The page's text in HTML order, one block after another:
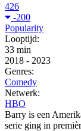
426
-200
Popularity
Looptijd:
33 min
2018 - 2023
Genres:
Comedy
Netwerk:
HBO
Barry is een
serie ging in